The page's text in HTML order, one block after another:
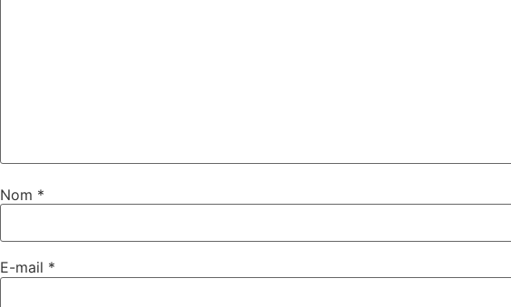
Nom *
E-mail *